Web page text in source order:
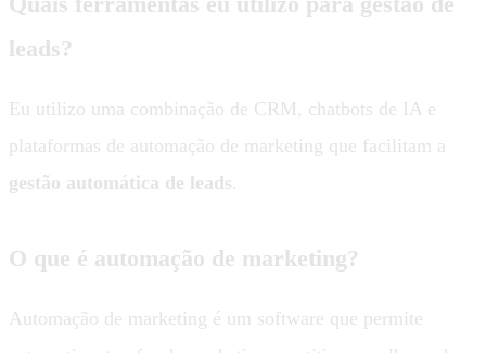
leads?
Eu utilizo uma combinação de CRM, chatbots de IA e
plataformas de automação de marketing que facilitam a
gestão automática de leads.
O que é automação de marketing?
Automação de marketing é um software que permite